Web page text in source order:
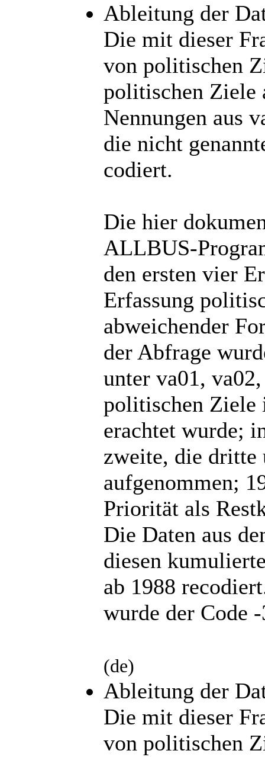
Ableitung der
Die mit dieser
von politischen
politischen Ziele
Nennungen aus
die nicht
codiert.
Die hier
ALLBUS-
den ersten vier
Erfassung
abweichender
der Abfrage
unter va01,
politischen Ziele
erachtet wurde;
zweite, die dritte
aufgenommen;
Priorität als
Die Daten aus
diesen
ab 1988
wurde der Code
(de)
Ableitung der
Die mit dieser
von politischen